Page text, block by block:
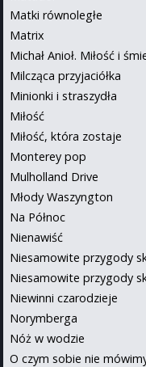
Matki równoległe
Matrix
Michał Anioł. Miłość i
Milcząca przyjaciółka
Minionki i straszydła
Miłość
Miłość, która zostaje
Monterey pop
Mulholland Drive
Młody Waszyngton
Na Północ
Nienawiść
Niesamowite przygody
Niesamowite przygody
Niewinni czarodzieje
Norymberga
Nóż w wodzie
O czym sobie nie